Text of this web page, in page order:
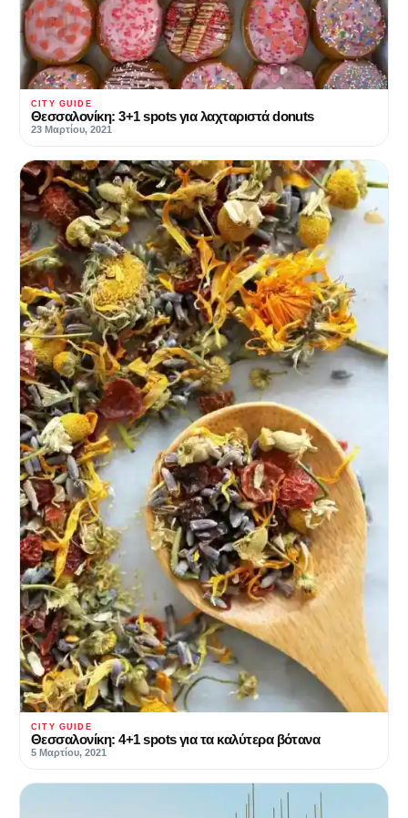
CITY GUIDE
Θεσσαλονίκη: 3+1 spots για λαχταριστά donuts
23 Μαρτίου, 2021
CITY GUIDE
Θεσσαλονίκη: 4+1 spots για τα καλύτερα βότανα
5 Μαρτίου, 2021